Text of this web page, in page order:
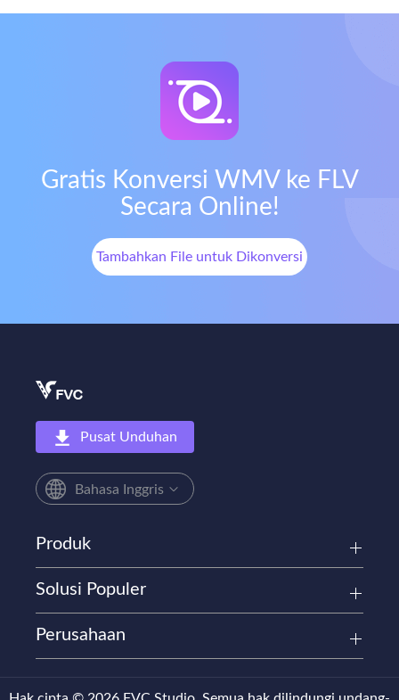
Gratis Konversi WMV ke FLV
Secara Online!
Tambahkan File untuk Dikonversi
Pusat Unduhan
Bahasa Inggris
Produk
Solusi Populer
Perusahaan